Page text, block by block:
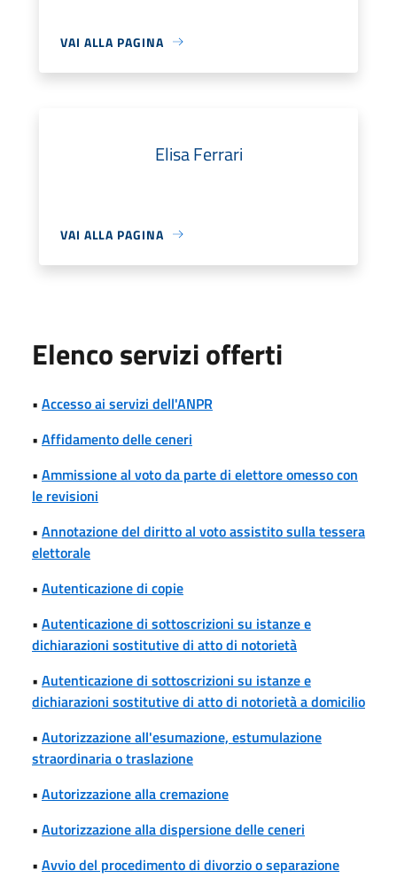
VAI ALLA PAGINA
Elisa Ferrari
VAI ALLA PAGINA
Elenco servizi offerti
• Accesso ai servizi dell'ANPR
• Affidamento delle ceneri
• Ammissione al voto da parte di elettore omesso con
le revisioni
• Annotazione del diritto al voto assistito sulla tessera
elettorale
• Autenticazione di copie
• Autenticazione di sottoscrizioni su istanze e
dichiarazioni sostitutive di atto di notorietà
• Autenticazione di sottoscrizioni su istanze e
dichiarazioni sostitutive di atto di notorietà a domicilio
• Autorizzazione all'esumazione, estumulazione
straordinaria o traslazione
• Autorizzazione alla cremazione
• Autorizzazione alla dispersione delle ceneri
• Avvio del procedimento di divorzio o separazione